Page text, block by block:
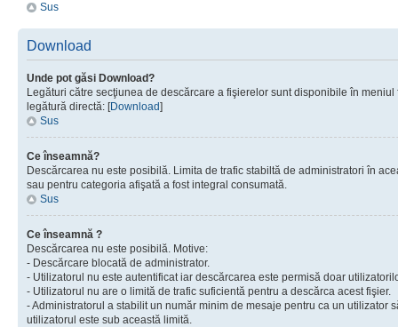
Sus
Download
Unde pot găsi Download?
Legături către secţiunea de descărcare a fişierelor sunt disponibile în
legătură directă: [Download]
Sus
Ce înseamnă?
Descărcarea nu este posibilă. Limita de trafic stabiltă de administratori în
sau pentru categoria afişată a fost integral consumată.
Sus
Ce înseamnă ?
Descărcarea nu este posibilă. Motive:
- Descărcare blocată de administrator.
- Utilizatorul nu este autentificat iar descărcarea este permisă doar
- Utilizatorul nu are o limită de trafic suficientă pentru a descărca acest fişier.
- Administratorul a stabilit un număr minim de mesaje pentru ca un utilizator
utilizatorul este sub această limită.